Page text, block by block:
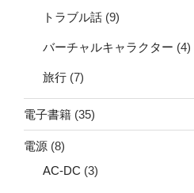
トラブル話 (9)
バーチャルキャラクター (4)
旅行 (7)
電子書籍 (35)
電源 (8)
AC-DC (3)